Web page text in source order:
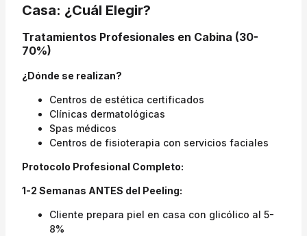
Casa: ¿Cuál Elegir?
Tratamientos Profesionales en Cabina (30-
70%)
¿Dónde se realizan?
Centros de estética certificados
Clínicas dermatológicas
Spas médicos
Centros de fisioterapia con servicios faciales
Protocolo Profesional Completo:
1-2 Semanas ANTES del Peeling:
Cliente prepara piel en casa con glicólico al 5-
8%